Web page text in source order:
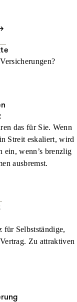
das für Sie. Wenn
Streit eskaliert, wird
ein, wenn’s brenzlig
ausbremst.
für Selbstständige,
Zu attraktiven